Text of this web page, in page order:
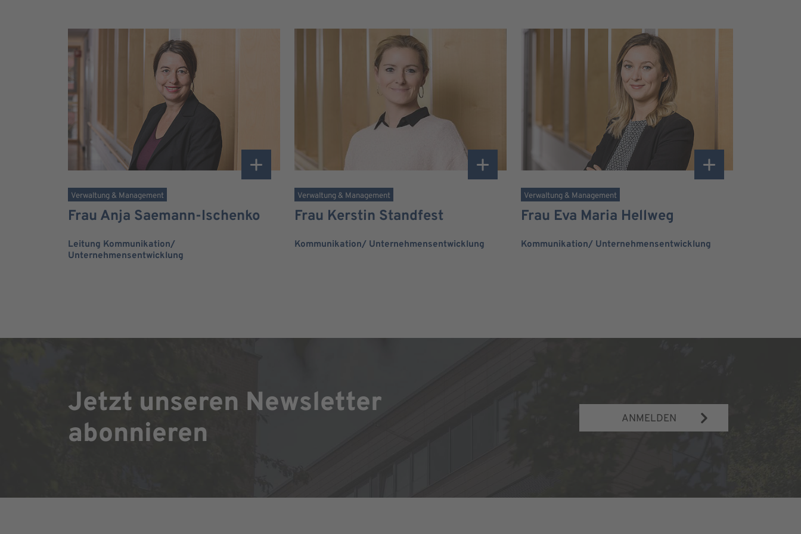
Verwaltung & Management
Frau Anja Saemann-Ischenko
Leitung Kommunikation/
Unternehmensentwicklung
Verwaltung & Management
Frau Kerstin Standfest
Kommunikation/ Unternehmensentwicklung
Verwaltung & Management
Frau Eva Maria Hellweg
Kommunikation/ Unternehmensentwicklung
Jetzt unseren Newsletter
abonnieren
ANMELDEN